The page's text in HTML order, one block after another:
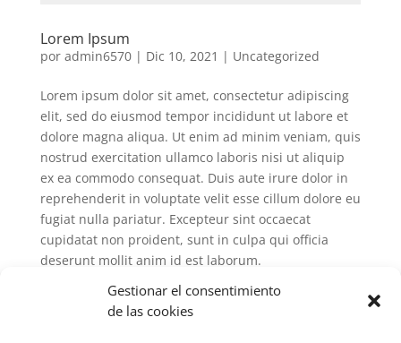
Gestionar el consentimiento
de las cookies
Lorem Ipsum
por admin6570| Dic 10, 2021 | Uncategorized
Lorem ipsum dolor sit amet, consectetur adipiscing
elit, sed do eiusmod tempor incididunt ut labore et
dolore magna aliqua. Ut enim ad minim veniam, quis
nostrud exercitation ullamco laboris nisi ut aliquip
ex ea commodo consequat. Duis aute irure dolor in
reprehenderit in voluptate velit esse cillum dolore eu
fugiat nulla pariatur. Excepteur sint occaecat
cupidatat non proident, sunt in culpa qui officia
deserunt mollit anim id est laborum.